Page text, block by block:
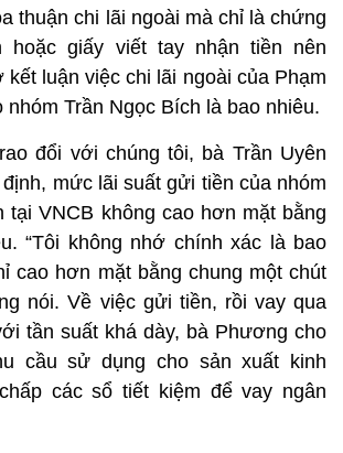
thuận chi lãi ngoài mà chỉ là chứng
hoặc giấy viết tay nhận tiền nên
kết luận việc chi lãi ngoài của Phạm
nhóm Trần Ngọc Bích là bao nhiêu.
đổi với chúng tôi, bà Trần Uyên
mức lãi suất gửi tiền của nhóm
tại VNCB không cao hơn mặt bằng
“Tôi không nhớ chính xác là bao
cao hơn mặt bằng chung một chút
nói. Về việc gửi tiền, rồi vay qua
tần suất khá dày, bà Phương cho
cầu sử dụng cho sản xuất kinh
các sổ tiết kiệm để vay ngân